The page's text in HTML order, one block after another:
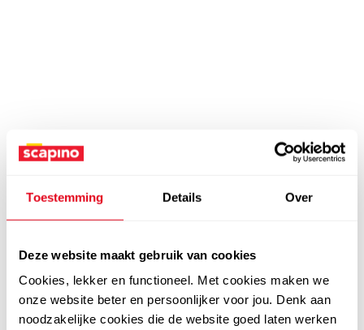
Toestemming Details Over
Deze website maakt gebruik van cookies
Cookies, lekker en functioneel. Met cookies maken we
onze website beter en persoonlijker voor jou. Denk aan
noodzakelijke cookies die de website goed laten werken